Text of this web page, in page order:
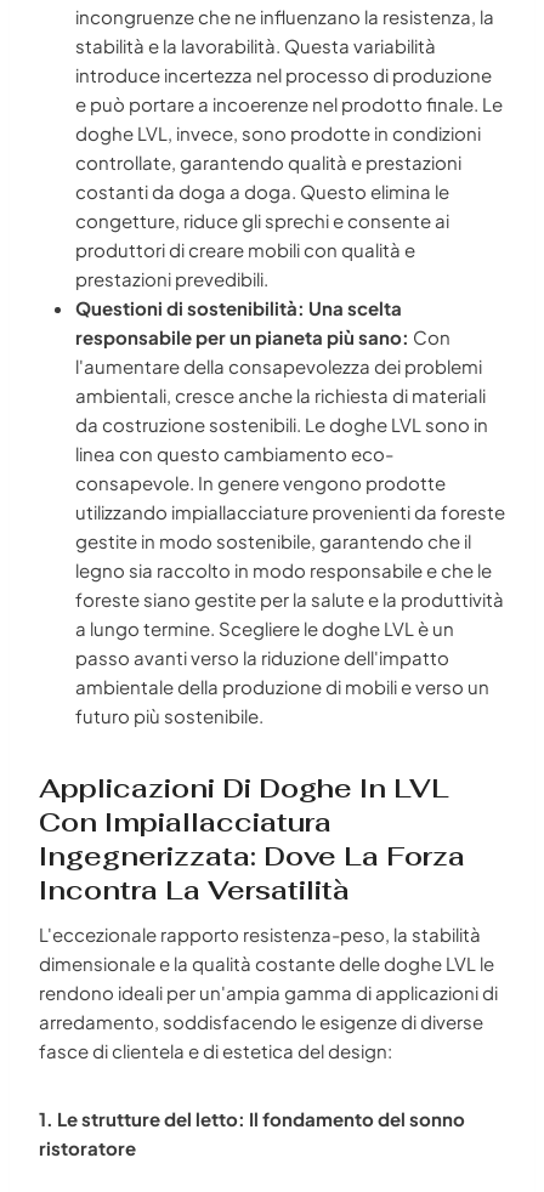
incongruenze che ne influenzano la resistenza, la
stabilità e la lavorabilità. Questa variabilità
introduce incertezza nel processo di produzione
e può portare a incoerenze nel prodotto finale. Le
doghe LVL, invece, sono prodotte in condizioni
controllate, garantendo qualità e prestazioni
costanti da doga a doga. Questo elimina le
congetture, riduce gli sprechi e consente ai
produttori di creare mobili con qualità e
prestazioni prevedibili.
Questioni di sostenibilità: Una scelta
responsabile per un pianeta più sano: Con
l'aumentare della consapevolezza dei problemi
ambientali, cresce anche la richiesta di materiali
da costruzione sostenibili. Le doghe LVL sono in
linea con questo cambiamento eco-
consapevole. In genere vengono prodotte
utilizzando impiallacciature provenienti da foreste
gestite in modo sostenibile, garantendo che il
legno sia raccolto in modo responsabile e che le
foreste siano gestite per la salute e la produttività
a lungo termine. Scegliere le doghe LVL è un
passo avanti verso la riduzione dell'impatto
ambientale della produzione di mobili e verso un
futuro più sostenibile.
Applicazioni Di Doghe In LVL
Con Impiallacciatura
Ingegnerizzata: Dove La Forza
Incontra La Versatilità
L'eccezionale rapporto resistenza-peso, la stabilità
dimensionale e la qualità costante delle doghe LVL le
rendono ideali per un'ampia gamma di applicazioni di
arredamento, soddisfacendo le esigenze di diverse
fasce di clientela e di estetica del design:
1. Le strutture del letto: Il fondamento del sonno
ristoratore